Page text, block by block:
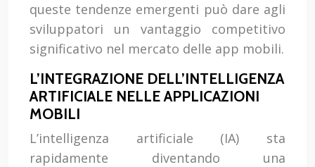
queste tendenze emergenti può dare agli
sviluppatori un vantaggio competitivo
significativo nel mercato delle app mobili.
L’INTEGRAZIONE DELL’INTELLIGENZA
ARTIFICIALE NELLE APPLICAZIONI
MOBILI
L’intelligenza artificiale (IA) sta
rapidamente diventando una